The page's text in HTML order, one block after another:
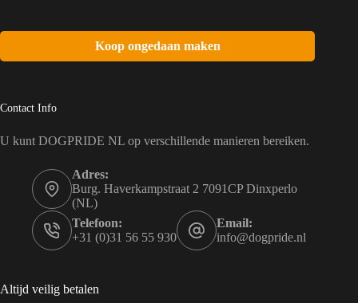
Koop ongedaan maken
Contact Info
U kunt DOGPRIDE NL op verschillende manieren bereiken.
Adres:
Burg. Haverkampstraat 2 7091CP Dinxperlo
(NL)
Telefoon:
+31 (0)31 56 55 930
Email:
info@dogpride.nl
Altijd veilig betalen